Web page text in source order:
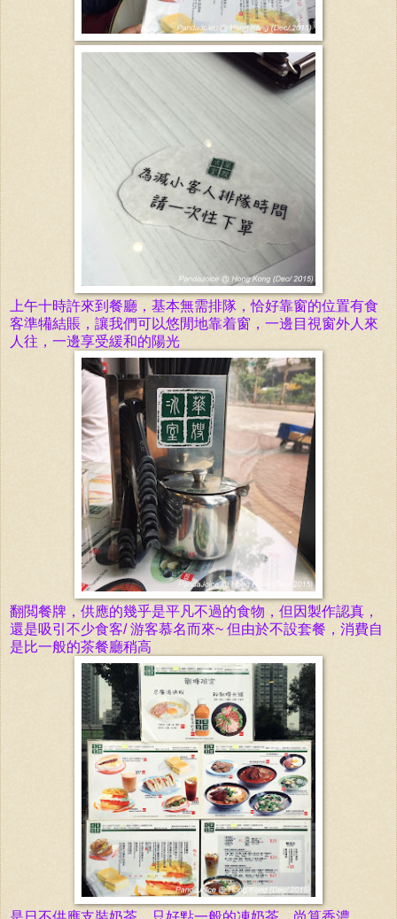
上午十時許來到餐廳，基本無需排隊，恰好靠窗的位置有食
客準犕結賬，讓我們可以悠閒地靠着窗，一邊目視窗外人來
人往，一邊享受緩和的陽光
翻閲餐牌，供應的幾乎是平凡不過的食物，但因製作認真，
還是吸引不少食客/ 游客慕名而來~ 但由於不設套餐，消費自
是比一般的茶餐廳稍高